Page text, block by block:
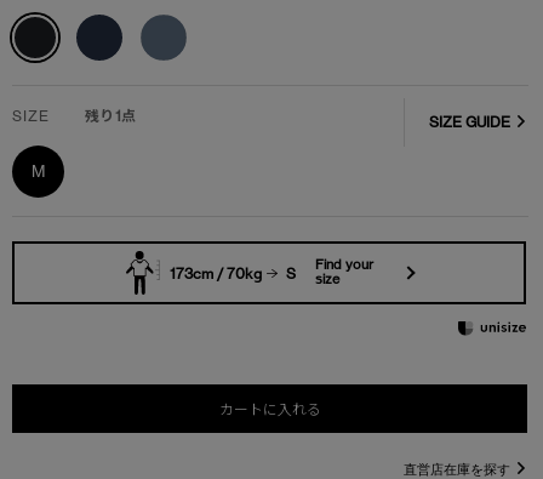
SIZE 残り1点
M
SIZE GUIDE
173cm / 70kg S
Find your
size
カートに入れる
直営店在庫を探す